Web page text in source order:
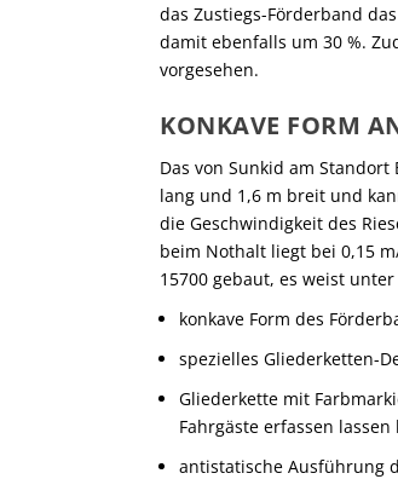
das Zustiegs-Förderband
damit ebenfalls um 30 %.
vorgesehen.
KONKAVE FORM
Das von Sunkid am
lang und 1,6 m breit und
die Geschwindigkeit des
beim Nothalt liegt bei 0,15
15700 gebaut, es weist
konkave Form des
spezielles Gliederketten-
Gliederkette mit
Fahrgäste erfassen lassen
antistatische Ausführung